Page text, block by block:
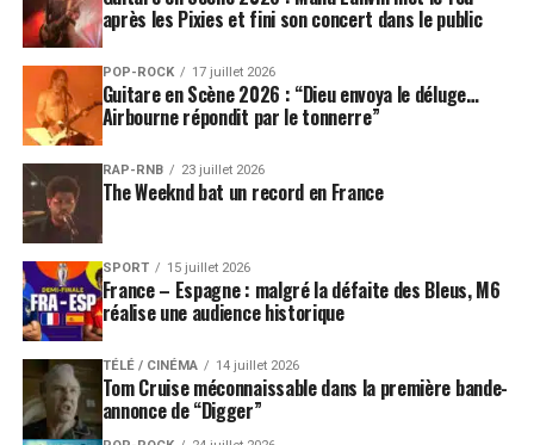
après les Pixies et fini son concert dans le public
POP-ROCK 17 juillet 2026
Guitare en Scène 2026 : “Dieu envoya le déluge…
Airbourne répondit par le tonnerre”
RAP-RNB 23 juillet 2026
The Weeknd bat un record en France
SPORT 15 juillet 2026
France – Espagne : malgré la défaite des Bleus, M6
réalise une audience historique
TÉLÉ / CINÉMA 14 juillet 2026
Tom Cruise méconnaissable dans la première bande-
annonce de “Digger”